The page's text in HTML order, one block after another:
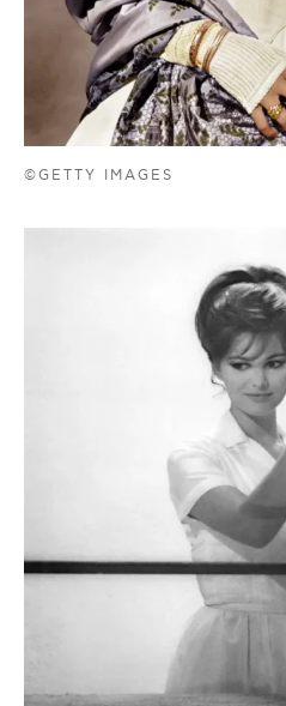
©GETTY IMAGES